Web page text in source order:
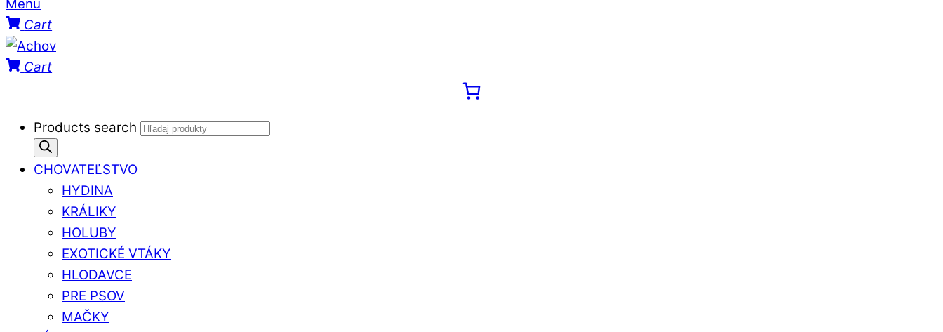
Menu
Cart
Cart
Products search
CHOVATEĽSTVO
HYDINA
KRÁLIKY
HOLUBY
EXOTICKÉ VTÁKY
HLODAVCE
PRE PSOV
MAČKY